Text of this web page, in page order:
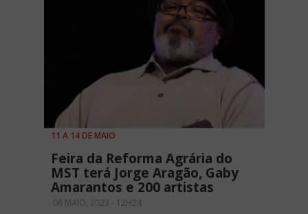
11 A 14 DE MAIO
Feira da Reforma Agrária do
MST terá Jorge Aragão, Gaby
Amarantos e 200 artistas
08 MAIO, 2023 - 12H24